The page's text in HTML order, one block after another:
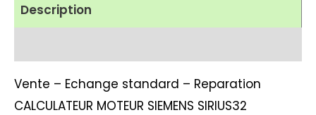
Description
Vente – Echange standard – Reparation
CALCULATEUR MOTEUR SIEMENS SIRIUS32